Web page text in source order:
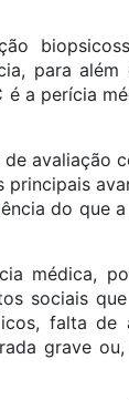
para
a perícia
avaliação
do que
médica,
sociais
falta de
grave ou,